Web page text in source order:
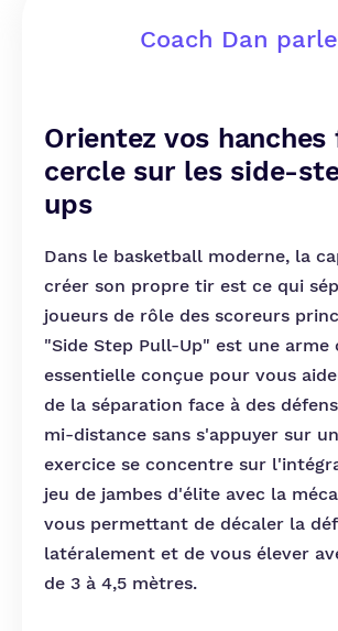
Coach Dan
Orientez vos hanches
cercle sur les side-
ups
Dans le basketball moderne, la
créer son propre tir est ce qui
joueurs de rôle des scoreurs
"Side Step Pull-Up" est une arme
essentielle conçue pour vous
de la séparation face à des
mi-distance sans s'appuyer sur
exercice se concentre sur
jeu de jambes d'élite avec la
vous permettant de décaler la
latéralement et de vous élever
de 3 à 4,5 mètres.